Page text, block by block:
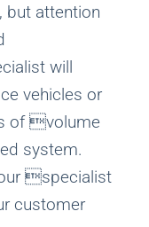
but attention
will
vehicles or
of volume
system.
specialist
customer